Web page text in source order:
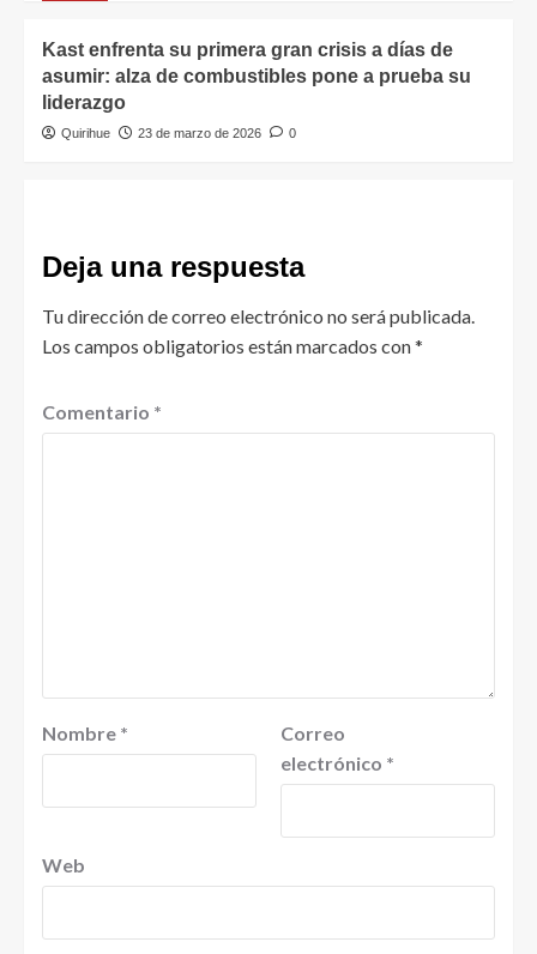
Kast enfrenta su primera gran crisis a días de
asumir: alza de combustibles pone a prueba su
liderazgo
Quirihue 23 de marzo de 2026 0
Deja una respuesta
Tu dirección de correo electrónico no será publicada.
Los campos obligatorios están marcados con*
Comentario *
Nombre *
Correo
electrónico *
Web